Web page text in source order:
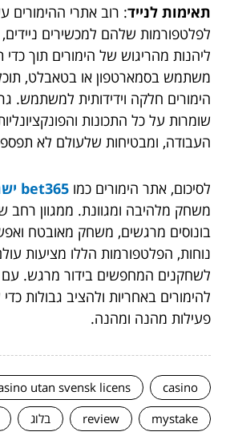
תאימות לנייד: רוב אתרי ההימורים
לפלטפורמות שלהם למכשירים
ליהנות מהריגוש של הימורים תוך
משתמש בסמארטפון או בטאבלט, תוכל
הימורים חלקה וידידותית למשתמש.
שומרות על כל התכונות
העבודה, ומבטיחות שלעולם לא
לסיכום, אתר הימורים כמו bet365 ישראל
משחק מלהיבה ומגוונת. ממגוון
בונוסים מרגשים, משחק מאובטח
נוחות, הפלטפורמות הללו מציעות
לשחקנים המחפשים בידור מרגש. עם
להימורים באחריות ולהציב גבולות
פעילות מהנה ומהנה.
casino
utan svensk licens
mystake
review בלוג